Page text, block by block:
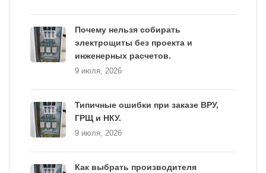
Почему нельзя собирать
электрощиты без проекта и
инженерных расчетов.
9 июля, 2026
Типичные ошибки при заказе ВРУ,
ГРЩ и НКУ.
9 июля, 2026
Как выбрать производителя